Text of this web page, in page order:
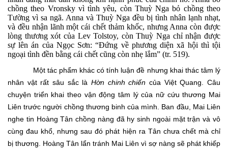
chồng theo Vronsky vì tình yêu, còn Thuỳ Nga bỏ chồng theo
Tường vì sa ngã. Anna và Thuỳ Nga đều bị tình nhân lạnh nhạt,
và đều nhận lãnh một cái chết thảm khốc, nhưng Anna còn được
lòng thương xót của Lev Tolstoy, còn Thuỳ Nga chỉ nhận được
sự lên án của Ngọc Sơn: “Đứng về phương diện xã hội thì tội
ngoại tình đền bằng cái chết cũng còn nhẹ lắm” (tr. 519).
Một tác phẩm khác có tính luận đề nhưng khai thác tâm lý
nhân vật rất sâu sắc là Hờn chinh chiến của Việt Quang. Câu
chuyện triển khai theo vận động tâm lý của nữ cứu thương Mai
Liên trước người chồng thương binh của mình. Ban đầu, Mai Liên
nghe tin Hoàng Tân chồng nàng đã hy sinh ngoài mặt trận và vô
cùng đau khổ, nhưng sau đó phát hiện ra Tân chưa chết mà chỉ
bị thương. Hoàng Tân lẩn tránh Mai Liên vì sợ nàng sẽ phát khiếp